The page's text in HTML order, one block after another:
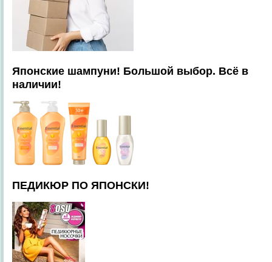
Японские шампуни! Большой выбор. Всё в
наличии!
ПЕДИКЮР ПО ЯПОНСКИ!